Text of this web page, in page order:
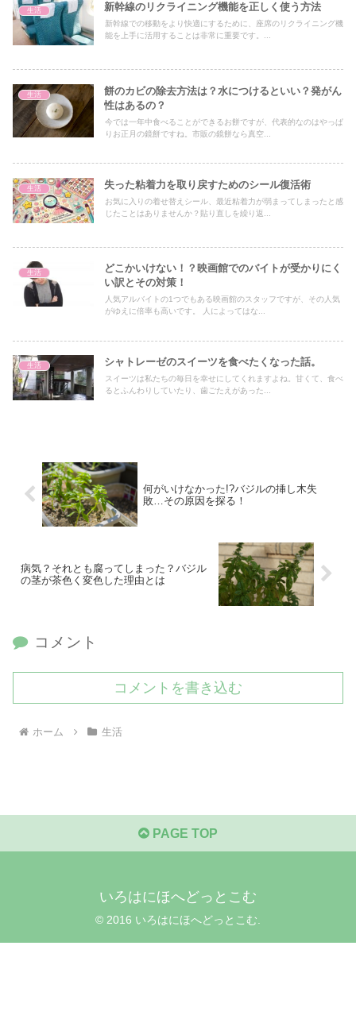
生活 新幹線のリクライニング機能を正しく使う方法
新幹線での移動をより快適にするために、座席のリクライニング機
能を上手に活用することは非常に重要です。...
生活
餅のカビの除去方法は？水につけるといい？発がん
性はあるの？
今では一年中食べることができるお餅ですが、代表的なのはやっぱ
りお正月の鏡餅ですね。市販の鏡餅なら真空...
生活 失った粘着力を取り戻すためのシール復活術
お気に入りの着せ替えシール、最近粘着力が弱まってしまったと感
じたことはありませんか？貼り直しを繰り返...
生活
どこかいけない！？映画館でのバイトが受かりにく
い訳とその対策！
人気アルバイトの1つでもある映画館のスタッフですが、その人気
がゆえに倍率も高いです。 人によってはな...
生活 シャトレーゼのスイーツを食べたくなった話。
スイーツは私たちの毎日を幸せにしてくれますよね。甘くて、食べ
るとふんわりしていたり、歯ごたえがあった...
何がいけなかった!?バジルの挿し木失
敗…その原因を探る！
病気？それとも腐ってしまった？バジル
の茎が茶色く変色した理由とは
コメント
コメントを書き込む
ホーム 生活
PAGE TOP
いろはにほへどっとこむ
© 2016 いろはにほへどっとこむ.